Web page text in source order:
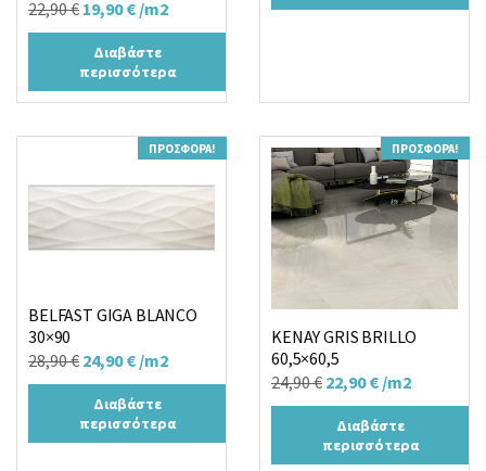
22,90€ Original
price
was:
22,90 €.
19,90€Η
τρέχουσα
τιμή
είναι:
/m2
Διαβάστε
περισσότερα
ΠΡΟΣΦΟΡΆ!
BELFAST GIGA BLANCO
30×90
28,90€ Original
price
was:
28,90 €.
24,90€Η
τρέχουσα
τιμή
είναι:
/m2
Διαβάστε
περισσότερα
ΠΡΟΣΦΟΡΆ!
KENAY GRIS BRILLO
60,5×60,5
24,90€ Original
price
was:
24,90 €.
22,90€Η
τρέχουσα
τιμή
είναι:
/m2
Διαβάστε
περισσότερα